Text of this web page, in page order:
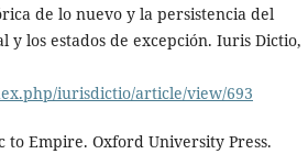
de lo nuevo y la persistencia del
y los estados de excepción. Iuris Dictio,
iurisdictio/article/view/693
to Empire. Oxford University Press.